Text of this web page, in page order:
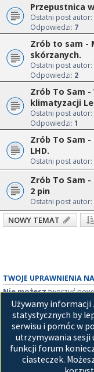
Przepustnica
Ostatni post autor:
Odpowiedzi: 7
Zrób to sam -
skórzanych.
Ostatni post autor:
Odpowiedzi: 2
Zrób To Sam
klimatyzacji
Ostatni post autor:
Odpowiedzi: 1
Zrób To Sam
LHD.
Ostatni post autor:
Zrób To Sam
2 pin
Ostatni post autor:
NOWY TEMAT
TWOJE UPRAWNIENIA
Nie możesztworzyć
Nie możeszodpowiadać
Nie możeszzmieniać
Nie możeszusuwać
Nie możesz dodawać
Używamy informacji
statystycznych by
serwisu i pomóc w
utrzymywania sesji
funkcji forum
ciasteczek.
Strona główna